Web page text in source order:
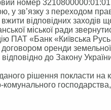
номер
у зв’язку з переходом
відповідних заходів
міської ради
ПАТ «Банк «Київська
оренди
до Закону
рішення покласти на